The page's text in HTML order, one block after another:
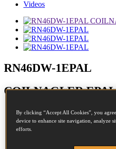
Videos
RN46DW-1EPAL
COILNAGLER EPAL
Durchmesser:
19 - 45mm
By clicking “Accept All Cookies”, you
device to enhance site navigation, analyze
efforts.